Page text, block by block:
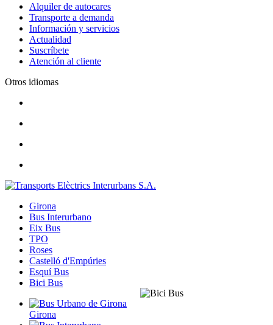
Alquiler de autocares
Transporte a demanda
Información y servicios
Actualidad
Suscríbete
Atención al cliente
Otros idiomas
Girona
Bus Interurbano
Eix Bus
TPO
Roses
Castelló d'Empúries
Esquí Bus
Bici Bus
Girona